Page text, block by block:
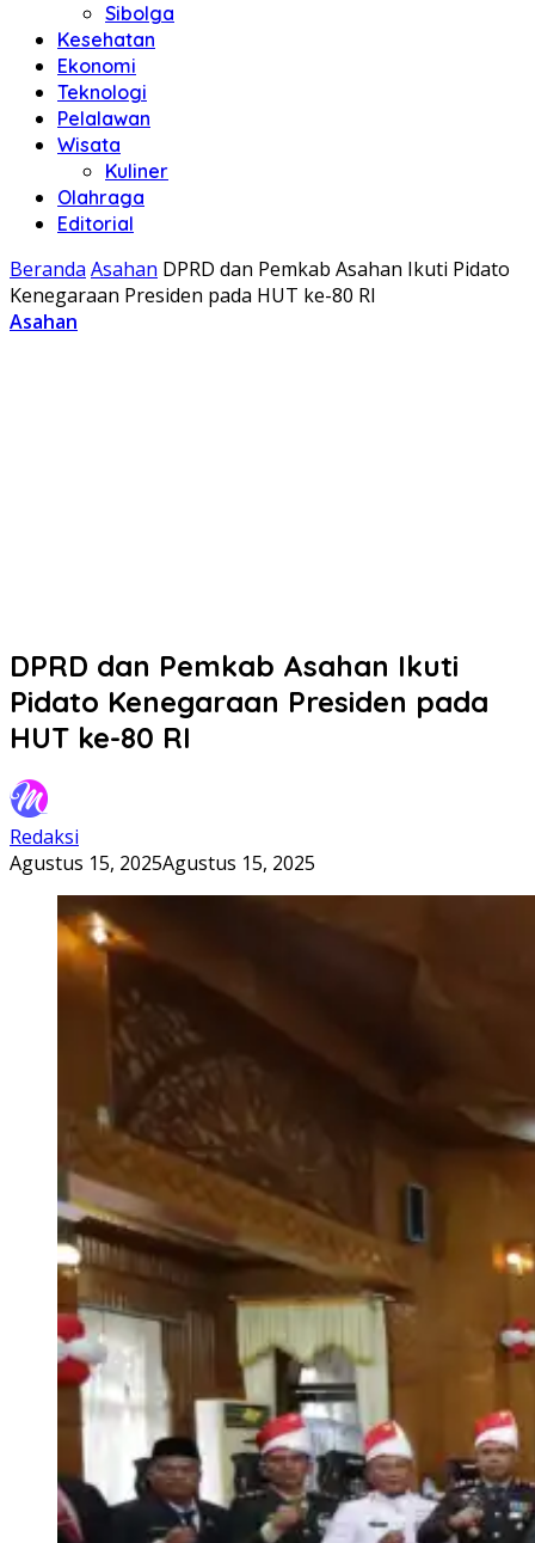
Sibolga
Kesehatan
Ekonomi
Teknologi
Pelalawan
Wisata
Kuliner
Olahraga
Editorial
Beranda Asahan DPRD dan Pemkab Asahan Ikuti Pidato
Kenegaraan Presiden pada HUT ke-80 RI
Asahan
DPRD dan Pemkab Asahan Ikuti
Pidato Kenegaraan Presiden pada
HUT ke-80 RI
Redaksi
Agustus 15, 2025Agustus 15, 2025